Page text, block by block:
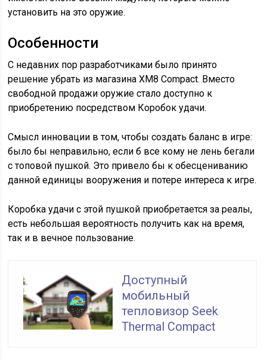
установить на это оружие.
Особенности
С недавних пор разработчиками было принято
решение убрать из магазина XM8 Compact. Вместо
свободной продажи оружие стало доступно к
приобретению посредством Коробок удачи.
Смысл инновации в том, чтобы создать баланс в игре:
было бы неправильно, если б все кому не лень бегали
с топовой пушкой. Это привело бы к обесцениванию
данной единицы вооружения и потере интереса к игре.
Коробка удачи с этой пушкой приобретается за реалы,
есть небольшая вероятность получить как на время,
так и в вечное пользование.
Доступный
мобильный
тепловизор Seek
Thermal Compact